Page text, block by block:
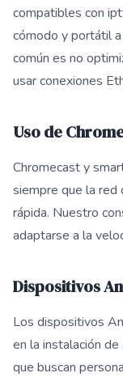
compatibles con
cómodo y portátil
común es no
usar conexiones
Uso de
Chromecast y
siempre que la
rápida. Nuestro
adaptarse a la
Dispositivos
Los dispositivos
en la instalación
que buscan